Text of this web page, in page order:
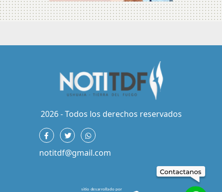
2026 - Todos los derechos reservados
notitdf@gmail.com